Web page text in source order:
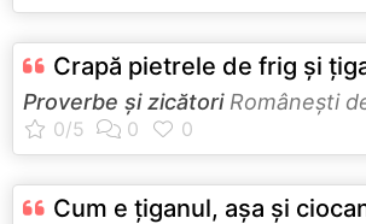
Crapă pietrele de frig şi
Proverbe și zicătoriRomâneşti
Cum e ţiganul, aşa şi